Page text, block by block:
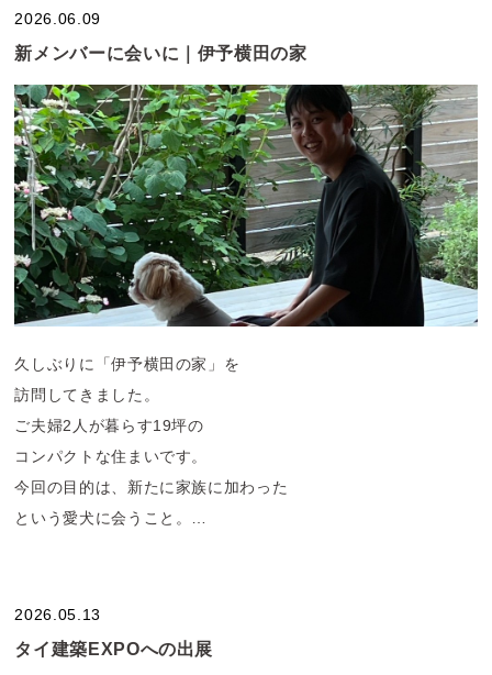
場所｜松山市北斎院町
予約｜公式LINEより
ご案内の対象の方
・当社での家づくりを検討されている方
・当社で設計中のお客さま
・当社の設計OBOGの方
(※すでにLINEを追加いただいている場合は、トーク画面で
「5」と送信してください）
新メンバーに会いに｜伊予横田の家
2026.06.09
久しぶりに「伊予横田の家」を
訪問してきました。
ご夫婦2人が暮らす19坪の
コンパクトな住まいです。
今回の目的は、新たに家族に加わった
という愛犬に会うこと。
タイ建築EXPOへの出展
2026.05.13